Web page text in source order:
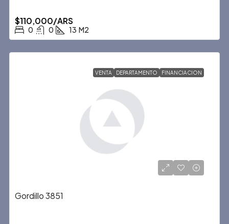
$110,000/ARS
0 0 13 M2
VENTA DEPARTAMENTO FINANCIACION
Gordillo 3851